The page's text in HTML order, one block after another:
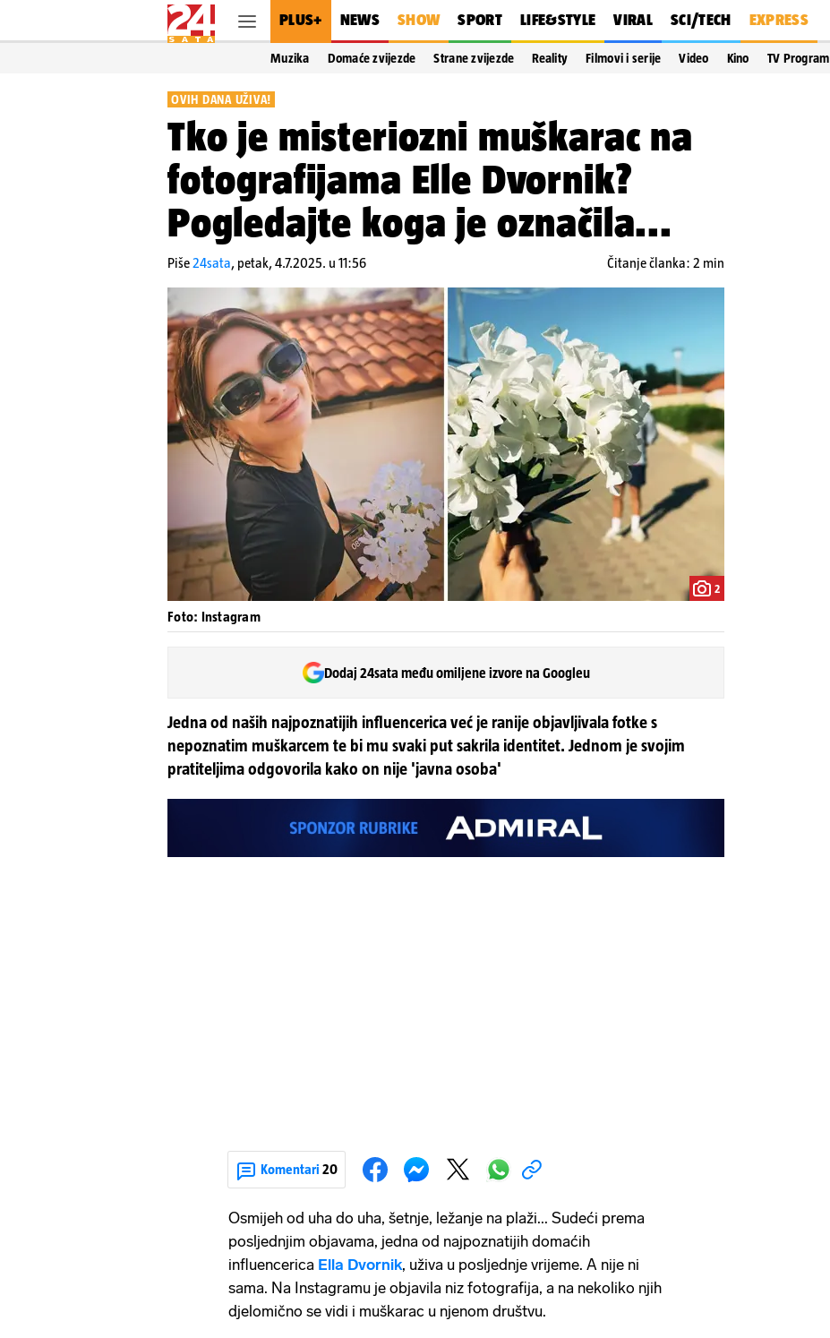
PLUS+ NEWS SHOW SPORT LIFE&STYLE VIRAL SCI/TECH EXPRESS
Muzika Domaće zvijezde Strane zvijezde Reality Filmovi i serije Video Kino TV Program
OVIH DANA UŽIVA!
Tko je misteriozni muškarac na
fotografijama Elle Dvornik?
Pogledajte koga je označila...
Piše24sata, petak, 4.7.2025. u 11:56 Čitanje članka: 2 min
2
Foto: Instagram
Dodaj 24sata među omiljene izvore na Googleu
Jedna od naših najpoznatijih influencerica već je ranije objavljivala fotke s
nepoznatim muškarcem te bi mu svaki put sakrila identitet. Jednom je svojim
pratiteljima odgovorila kako on nije 'javna osoba'
Komentari 20
Osmijeh od uha do uha, šetnje, ležanje na plaži... Sudeći prema
posljednjim objavama, jedna od najpoznatijih domaćih
influencerica Ella Dvornik, uživa u posljednje vrijeme. A nije ni
sama. Na Instagramu je objavila niz fotografija, a na nekoliko njih
djelomično se vidi i muškarac u njenom društvu.